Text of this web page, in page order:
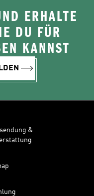
ERHALTE
DU FÜR
KANNST
&